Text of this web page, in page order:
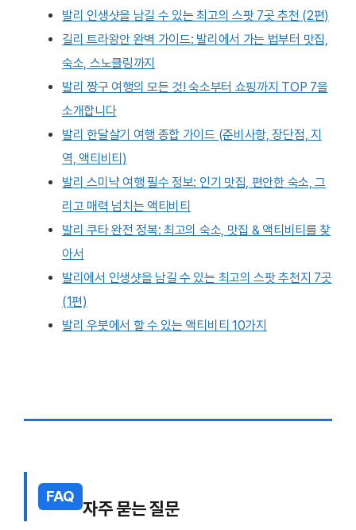
발리 인생샷을 남길 수 있는 최고의 스팟 7곳 추천 (2편)
길리 트라왕안 완벽 가이드: 발리에서 가는 법부터 맛집,
숙소, 스노클링까지
발리 짱구 여행의 모든 것! 숙소부터 쇼핑까지 TOP 7을
소개합니다
발리 한달살기 여행 종합 가이드 (준비사항, 장단점, 지
역, 액티비티)
발리 스미냑 여행 필수 정보: 인기 맛집, 편안한 숙소, 그
리고 매력 넘치는 액티비티
발리 쿠타 완전 정복: 최고의 숙소, 맛집 & 액티비티를 찾
아서
발리에서 인생샷을 남길 수 있는 최고의 스팟 추천지 7곳
(1편)
발리 우붓에서 할 수 있는 액티비티 10가지
FAQ
자주 묻는 질문